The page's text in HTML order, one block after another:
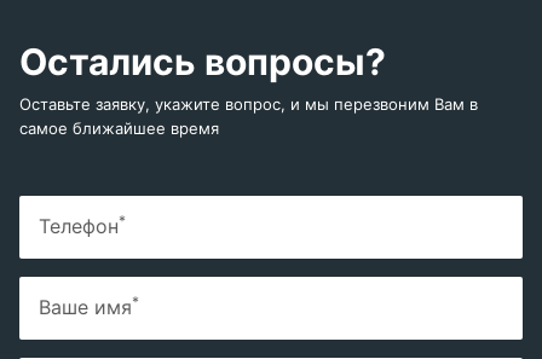
Остались вопросы?
Оставьте заявку, укажите вопрос, и мы перезвоним Вам в
самое ближайшее время
Телефон*
Ваше имя*